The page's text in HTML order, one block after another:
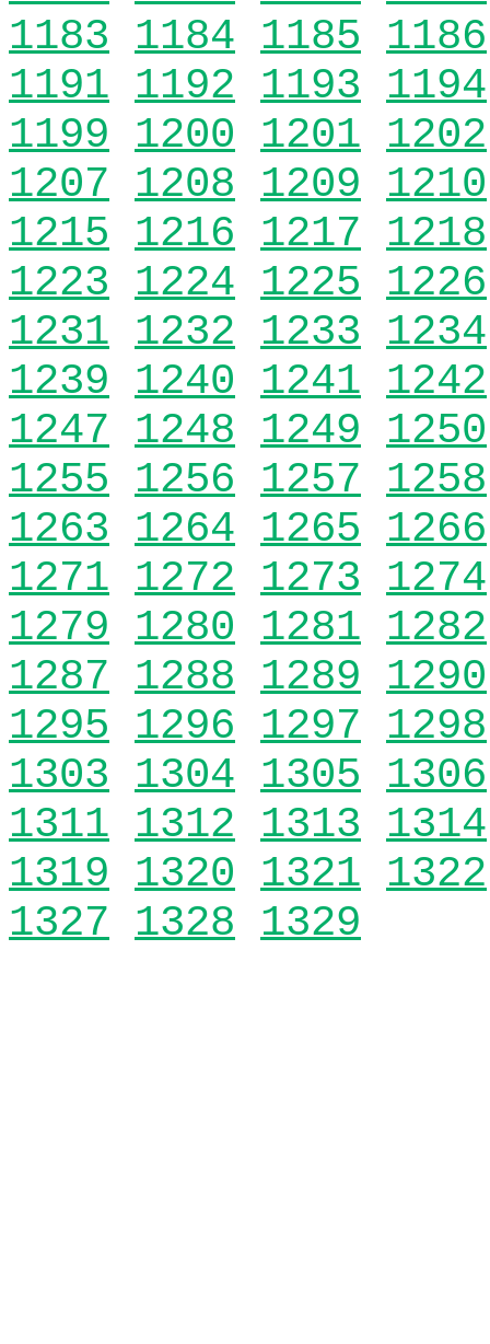
1183 1184 1185 1186
1191 1192 1193 1194
1199 1200 1201 1202
1207 1208 1209 1210
1215 1216 1217 1218
1223 1224 1225 1226
1231 1232 1233 1234
1239 1240 1241 1242
1247 1248 1249 1250
1255 1256 1257 1258
1263 1264 1265 1266
1271 1272 1273 1274
1279 1280 1281 1282
1287 1288 1289 1290
1295 1296 1297 1298
1303 1304 1305 1306
1311 1312 1313 1314
1319 1320 1321 1322
1327 1328 1329